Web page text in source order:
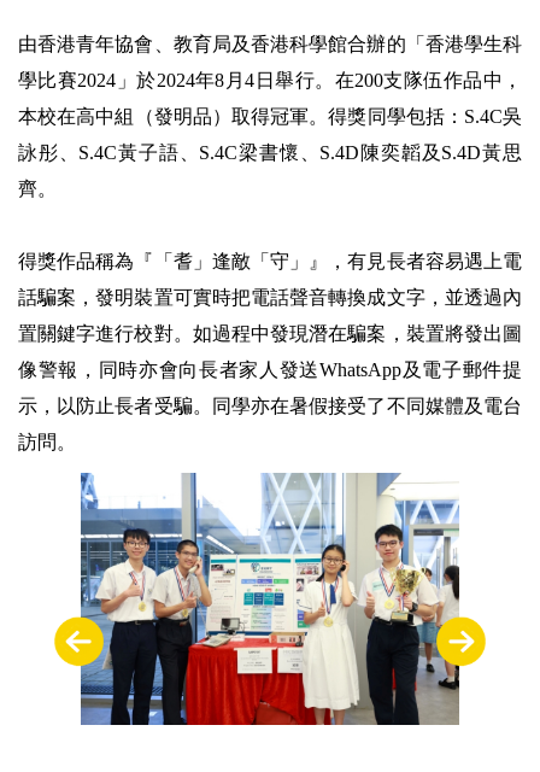
由香港青年協會、教育局及香港科學館合辦的「香港學生科
學比賽2024」於2024年8月4日舉行。在200支隊伍作品中，
本校在高中組（發明品）取得冠軍。得獎同學包括：S.4C吳
詠彤、S.4C黃子語、S.4C梁書懷、S.4D陳奕韜及S.4D黃思
齊。
得獎作品稱為『「耆」逢敵「守」』，有見長者容易遇上電
話騙案，發明裝置可實時把電話聲音轉換成文字，並透過內
置關鍵字進行校對。如過程中發現潛在騙案，裝置將發出圖
像警報，同時亦會向長者家人發送WhatsApp及電子郵件提
示，以防止長者受騙。同學亦在暑假接受了不同媒體及電台
訪問。